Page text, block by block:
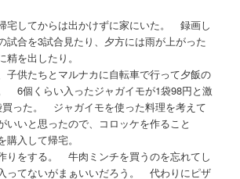
宅してからは出かけずに家にいた。 録画し
試合を3試合見たり、夕方には雨が上がった
を出したり。
子供たちとマルナカに自転車で行って夕飯の
6個くらい入ったジャガイモが1袋98円と激
買った。 ジャガイモを使った料理を考えて
いいと思ったので、コロッケを作ること
入して帰宅。
りをする。 牛肉ミンチを買うのを忘れてし
ってないがまぁいいだろう。 代わりにピザ